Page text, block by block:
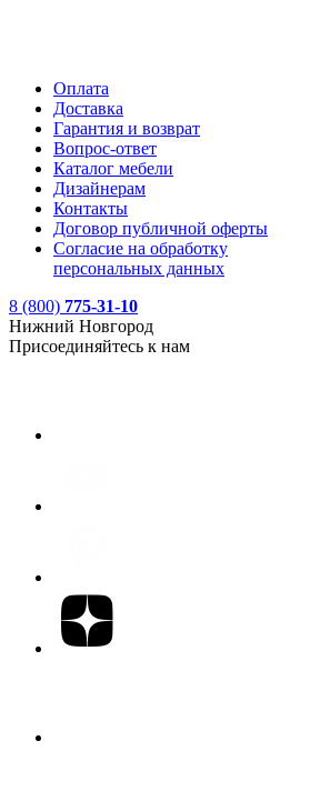
Оплата
Доставка
Гарантия и возврат
Вопрос-ответ
Каталог мебели
Дизайнерам
Контакты
Договор публичной оферты
Согласие на обработку
персональных данных
8 (800) 775-31-10
Нижний Новгород
Присоединяйтесь к нам